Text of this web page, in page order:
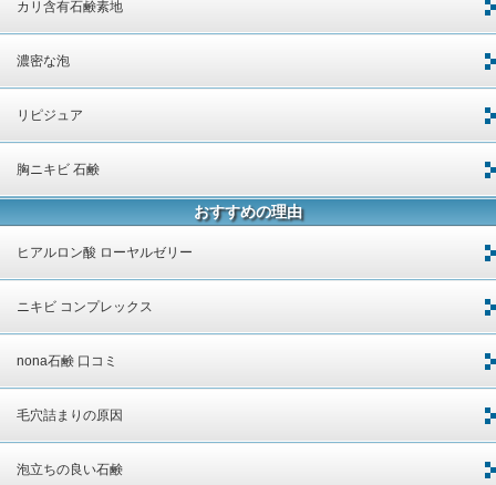
カリ含有石鹸素地
濃密な泡
リピジュア
胸ニキビ 石鹸
おすすめの理由
ヒアルロン酸 ローヤルゼリー
ニキビ コンプレックス
nona石鹸 口コミ
毛穴詰まりの原因
泡立ちの良い石鹸